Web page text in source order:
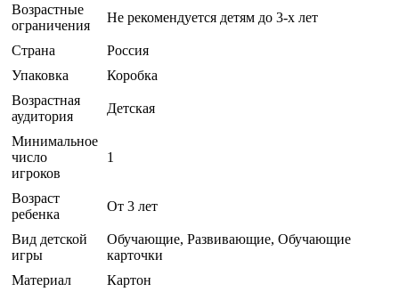
Возрастные
ограничения
Не рекомендуется детям до 3-х лет
Страна
Россия
Упаковка
Коробка
Возрастная
аудитория
Детская
Минимальное
число
игроков
1
Возраст
ребенка
От 3 лет
Вид детской
игры
Обучающие, Развивающие, Обучающие
карточки
Материал
Картон